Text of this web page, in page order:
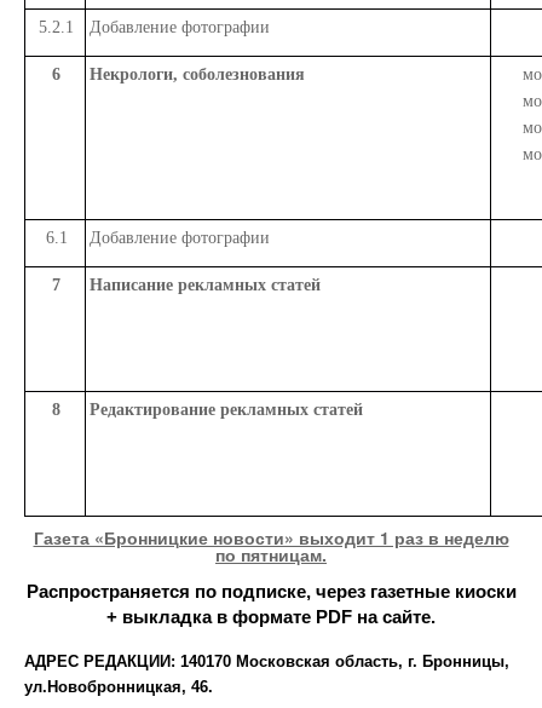
5.2.1 Добавление фотографии
6 Некрологи, соболезнования
6.1 Добавление фотографии
7 Написание рекламных статей
8 Редактирование рекламных статей
Газета «Бронницкие новости» выходит 1 раз в неделю
по пятницам.
Распространяется по подписке, через газетные киоски
+ выкладка в формате PDF на сайте.
АДРЕС РЕДАКЦИИ: 140170 Московская область, г. Бронницы,
ул.Новобронницкая, 46.